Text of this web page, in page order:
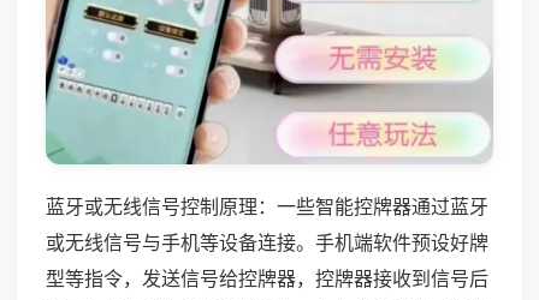
蓝牙或无线信号控制原理：一些智能控牌器通过蓝牙
或无线信号与手机等设备连接。手机端软件预设好牌
型等指令，发送信号给控牌器，控牌器接收到信号后